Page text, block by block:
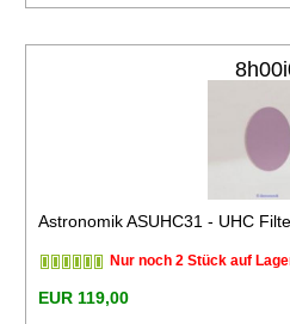
Astronomik ASUHC31 - UHC
Nur noch 2 Stück auf
EUR 119,00